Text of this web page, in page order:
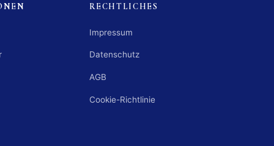
RECHTLICHES
Impressum
Datenschutz
AGB
Cookie-Richtlinie